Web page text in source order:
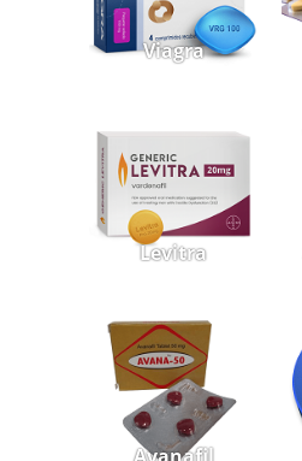
Viagra
Levitra
Avanafil